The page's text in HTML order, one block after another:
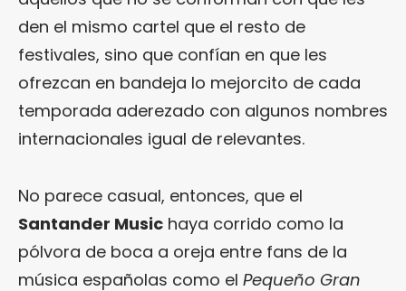
den el mismo cartel que el resto de
festivales, sino que confían en que les
ofrezcan en bandeja lo mejorcito de cada
temporada aderezado con algunos nombres
internacionales igual de relevantes.
No parece casual, entonces, que el
Santander Music haya corrido como la
pólvora de boca a oreja entre fans de la
música españolas como el Pequeño Gran